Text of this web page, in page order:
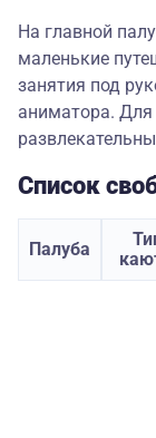
На главной
маленькие
занятия под
аниматора. Для
Список
Палуба